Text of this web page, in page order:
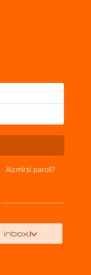
Aizmirsi paroli?